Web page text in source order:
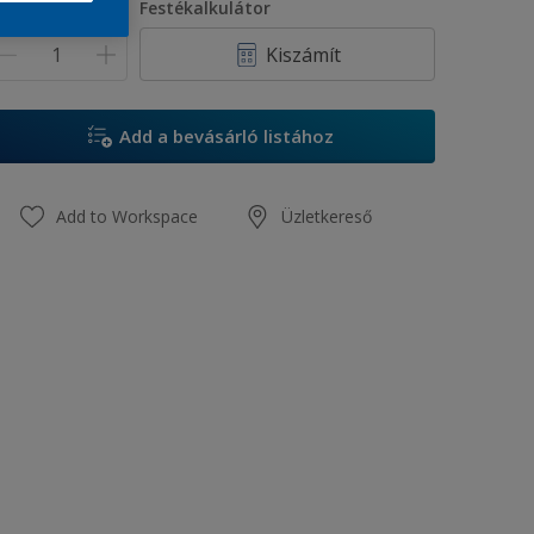
Festékalkulátor
Kiszámít
Add a bevásárló listához
Add to Workspace Üzletkereső